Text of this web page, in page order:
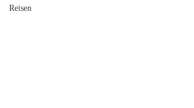
Reisen